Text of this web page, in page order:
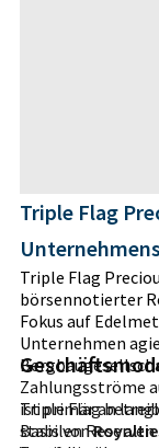
Triple Flag
Triple Flag
börsennotierter
Fokus auf
Unternehmen
Zahlungsströme
ist primär an
stabilen
Triple Flag
Basis von